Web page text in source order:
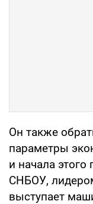
Он также
параметры
и начала
СНБОУ,
выступает